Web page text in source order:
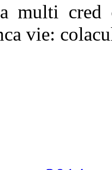
multi cred
vie: